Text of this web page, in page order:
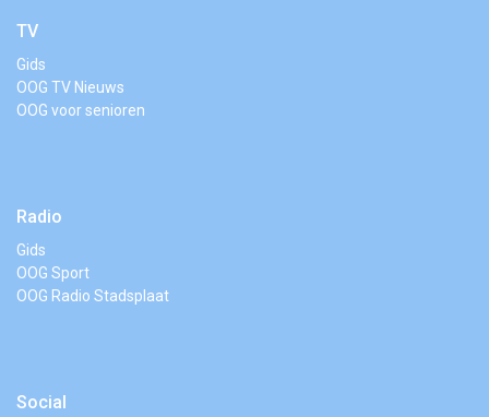
TV
Gids
OOG TV Nieuws
OOG voor senioren
Radio
Gids
OOG Sport
OOG Radio Stadsplaat
Social